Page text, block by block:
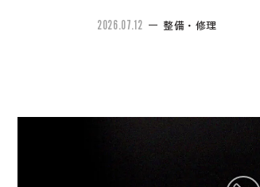
2026.07.12 整備・修理